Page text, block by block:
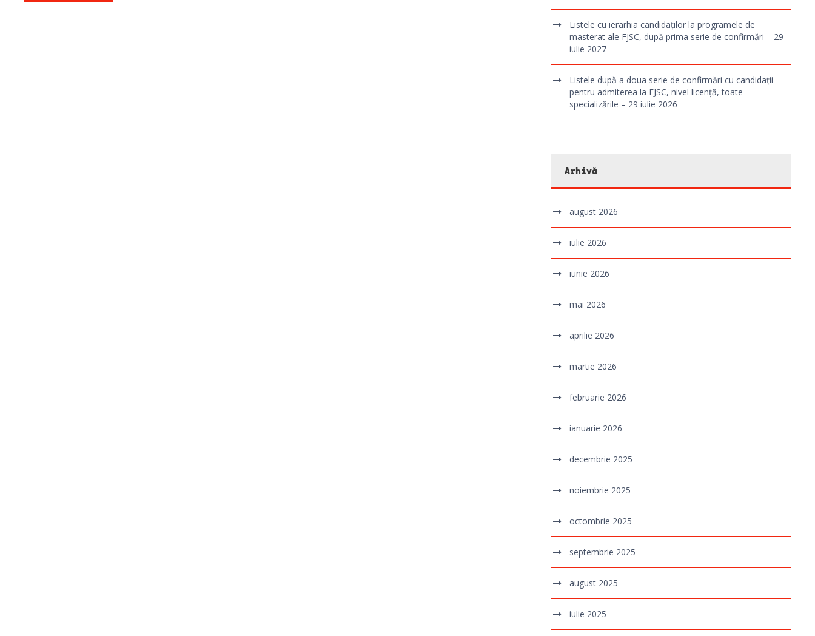
Listele cu ierarhia candidaților la programele de
masterat ale FJSC, după prima serie de confirmări – 29
iulie 2027
Listele după a doua serie de confirmări cu candidații
pentru admiterea la FJSC, nivel licență, toate
specializările – 29 iulie 2026
Arhivă
august 2026
iulie 2026
iunie 2026
mai 2026
aprilie 2026
martie 2026
februarie 2026
ianuarie 2026
decembrie 2025
noiembrie 2025
octombrie 2025
septembrie 2025
august 2025
iulie 2025